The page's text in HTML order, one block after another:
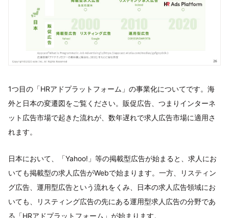
1つ目の「HRアドプラットフォーム」の事業化についてです。海
外と日本の変遷図をご覧ください。販促広告、つまりインターネ
ット広告市場で起きた流れが、数年遅れで求人広告市場に適用さ
れます。
日本において、「Yahoo!」等の掲載型広告が始まると、求人にお
いても掲載型の求人広告がWebで始まります。一方、リスティン
グ広告、運用型広告という流れをくみ、日本の求人広告領域にお
いても、リスティング広告の先にある運用型求人広告の分野であ
る「HRアドプラットフォーム」が始まります。